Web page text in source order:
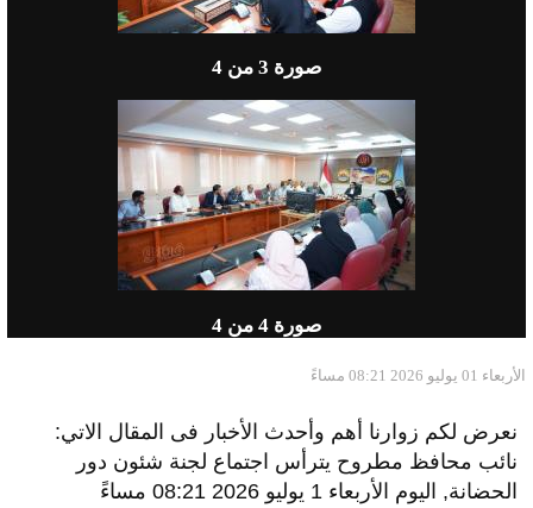
صورة 3 من 4
صورة 4 من 4
الأربعاء 01 يوليو 2026 08:21 مساءً
نعرض لكم زوارنا أهم وأحدث الأخبار فى المقال الاتي:
نائب محافظ مطروح يترأس اجتماع لجنة شئون دور
الحضانة, اليوم الأربعاء 1 يوليو 2026 08:21 مساءً